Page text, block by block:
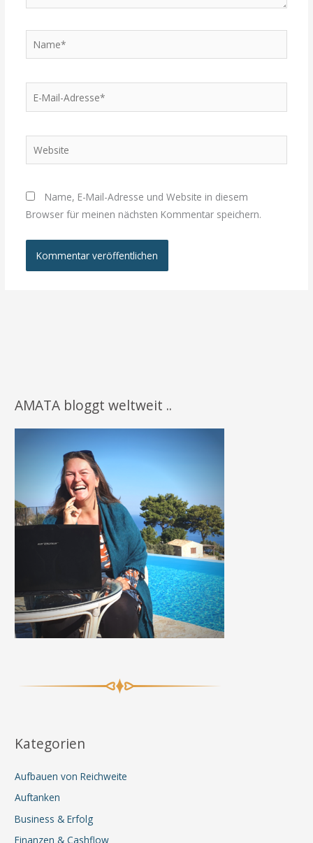
Name*
Mail-
Website
Name, E-Mail-Adresse und Website in diesem
Browser für meinen nächsten Kommentar speichern.
AMATA bloggt weltweit ..
Kategorien
Aufbauen von Reichweite
Auftanken
Business & Erfolg
Finanzen & Cashflow